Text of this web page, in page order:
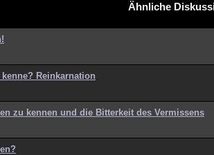
Ähnliche
Reinkarnation
zu kennen und die Bitterkeit des Vermissens